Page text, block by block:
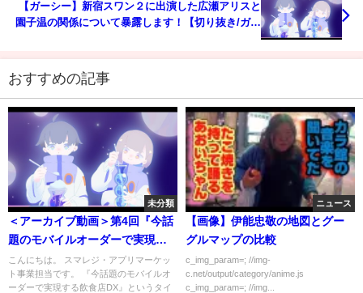
【ガーシー】新宿スワン２に出演した広瀬アリスと
園子温の関係について暴露します！【切り抜き/ガー
おすすめの記事
未分類
＜アーカイブ動画＞第4回『今話
題のモバイルオーダーで実現す
る飲食店DX』【1/27開催】スマ
レジ主催ウェビナー
こんにちは。 スマレジ・アプリマーケッ
ト事業担当です。 『今話題のモバイルオ
ーダーで実現する飲食店DX』というタイ
ニュース
【画像】伊能忠敬の地図とグー
グルマップの比較
c_img_param=; //img-
c.net/output/category/anime.js
c_img_param=; //img...